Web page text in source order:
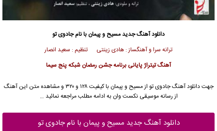
دانلود آهنگ جدیدمسیح وپیمان با نام جادوی تو
ترانه سرا و آهنگساز : هادی زینتی تنظیم : سعید انصار
آهنگ تیتراژ پایانی برنامه جشن رمضان شبکه پنج سیما
جهت دانلود آهنگ جادوی تو ازمسیح و پیمان
با کیفیت ۱۲۸ و ۳۲۰ و مشاهده متن این آهنگ
از رسانه موسیقی نکست وان به ادامه مطلب مراجعه نمائید …
دانلود آهنگ جدید مسیح و پیمان با نام جادوی تو